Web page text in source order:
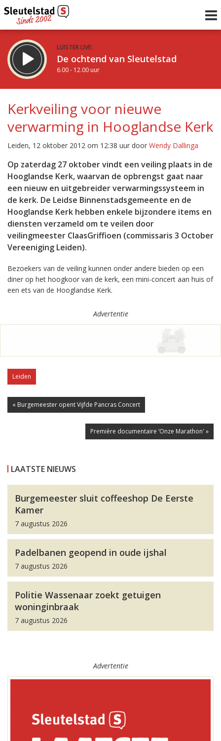
LUISTER LIVE:
De ochtend van Sleutelstad
6.00 - 12.00 uur
De middag van Sleutelstad
12.00 - 18.00 uur
Vorig uur
uur 1 van 0 Volgend uur
Inklappen
Kerkveiling voor nieuwe
verwarming in Hooglandse Kerk
Leiden, 12 oktober 2012 om 12:38 uur door Wendy Dallinga
Op zaterdag 27 oktober vindt een veiling plaats in de
Hooglandse Kerk, waarvan de opbrengst gaat naar
een nieuw en uitgebreider verwarmingssysteem in
de kerk. De Leidse Binnenstadsgemeente en de
Hooglandse Kerk hebben enkele bijzondere items en
diensten verzameld om te veilen door
veilingmeester ClaasGriffioen (commissaris 3 October
Vereeniging Leiden).
Bezoekers van de veiling kunnen onder andere bieden op een
diner op het hoogkoor van de kerk, een mini-concert aan huis of
een ets van de Hooglandse Kerk.
Advertentie
Leiden
« Burgemeester opent Vijfde Pancras Concert
Première documentaire ‘Onze Marathon' »
LAATSTE NIEUWS
Burgemeester sluit coffeeshop De Eerste
Kamer
7 augustus 2026
Padelbanen geopend in oude ijshal
7 augustus 2026
Politie Wassenaar zoekt getuigen
woninginbraak
7 augustus 2026
Advertentie